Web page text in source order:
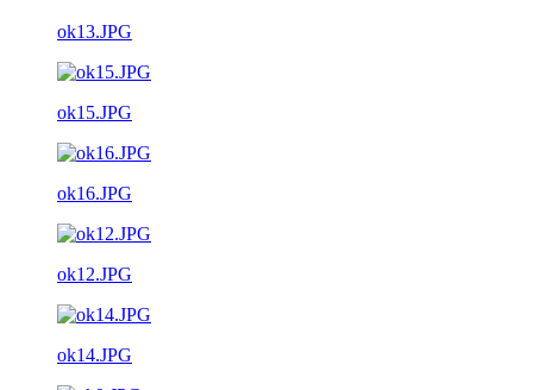
ok13.JPG
ok15.JPG
ok16.JPG
ok12.JPG
ok14.JPG